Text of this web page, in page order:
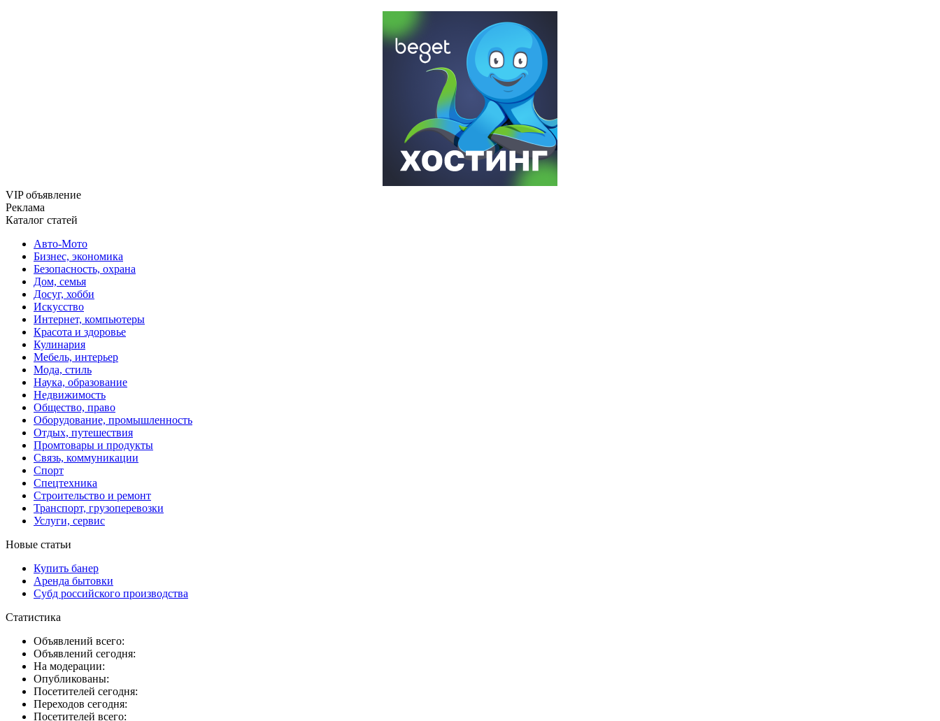
VIP объявление
Реклама
Каталог статей
Авто-Мото
Бизнес, экономика
Безопасность, охрана
Дом, семья
Досуг, хобби
Искусство
Интернет, компьютеры
Красота и здоровье
Кулинария
Мебель, интерьер
Мода, стиль
Наука, образование
Недвижимость
Общество, право
Оборудование, промышленность
Отдых, путешествия
Промтовары и продукты
Связь, коммуникации
Спорт
Спецтехника
Строительство и ремонт
Транспорт, грузоперевозки
Услуги, сервис
Новые статьи
Купить банер
Аренда бытовки
Субд российского производства
Статистика
Объявлений всего:
Объявлений сегодня:
На модерации:
Опубликованы:
Посетителей сегодня:
Переходов сегодня:
Посетителей всего: